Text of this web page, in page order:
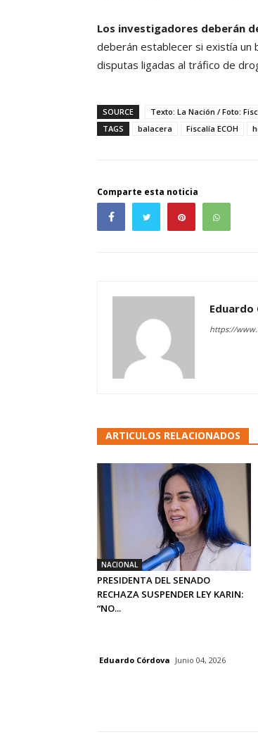
Los investigadores deberán
deberán establecer si existía un
disputas ligadas al tráfico de
SOURCE
Texto: La Nación / Foto:
TAGS
balacera Fiscalía ECOH
Comparte esta noticia
Eduardo
https://
ARTICULOS RELACIONADOS
NACIONAL
PRESIDENTA DEL SENADO
RECHAZA SUSPENDER LEY KARIN:
“NO...
Eduardo Córdova Junio 04, 2026